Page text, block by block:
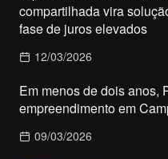
compartilhada vira
fase de juros elevados
12/03/2026
Em menos de dois anos,
empreendimento em
09/03/2026